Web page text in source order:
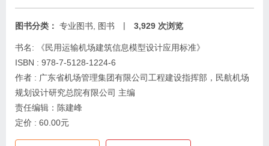
图书分类： 专业图书 图书 | 3,929 次浏览
书名: 《民用运输机场建筑信息模型设计应用标准》
ISBN : 978-7-5128-1224-6
作者 : 广东省机场管理集团有限公司工程建设指挥部，民航机场
规划设计研究总院有限公司 主编
责任编辑：陈建峰
定价 : 60.00元